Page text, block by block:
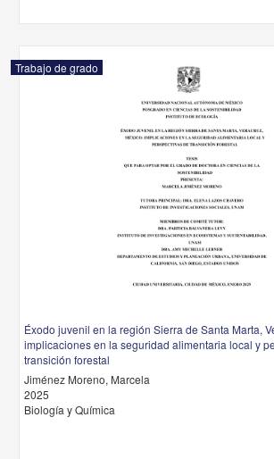
Trabajo de grado
Éxodo juvenil en la región Sierra de Santa Marta,
implicaciones en la seguridad alimentaria local y
transición forestal
Jiménez Moreno, Marcela
2025
Biología y Química